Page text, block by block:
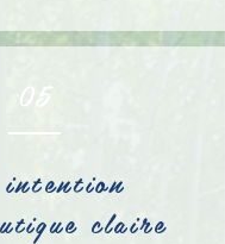
05
intention
claire